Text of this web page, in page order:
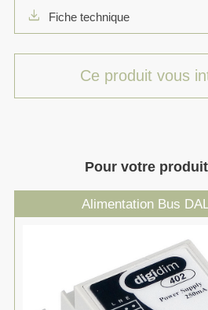
download Fiche technique
Ce produit vous
Pour votre
Alimentation Bus